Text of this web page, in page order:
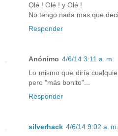
Olé ! Olé ! y Olé !
No tengo nada mas que
Responder
Anónimo 4/6/14 3:11 a. m.
Lo mismo que diría
pero "más bonito"...
Responder
silverhack 4/6/14 9:02 a. m.